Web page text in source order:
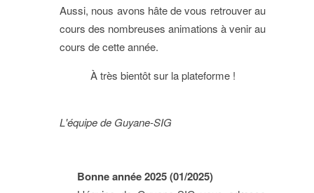
Aussi, nous avons hâte de vous retrouver au
cours des nombreuses animations à venir au
cours de cette année.
À très bientôt sur la plateforme !
L'équipe de Guyane-SIG
Bonne année 2025 (01/2025)